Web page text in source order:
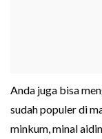
Anda juga bisa
sudah populer di
minkum, minal